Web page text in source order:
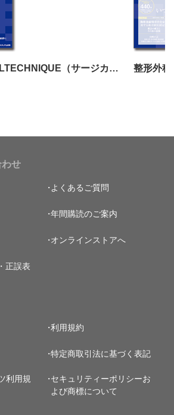
整形外科SURGICALTECHNIQUE（サージカルテクニック）2026年1号
せ
よくあるご質問
年間購読のご案内
オンラインストアへ
正誤表
利用規約
特定商取引法に基づく表記
利用規
セキュリティーポリシーお
よび商標について